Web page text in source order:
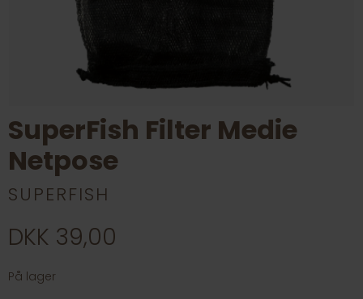
SuperFish Filter Medie
Netpose
SUPERFISH
DKK 39,00
På lager